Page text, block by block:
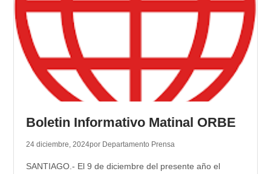
Boletin Informativo Matinal ORBE
24 diciembre, 2024por Departamento Prensa
SANTIAGO.- El 9 de diciembre del presente año el